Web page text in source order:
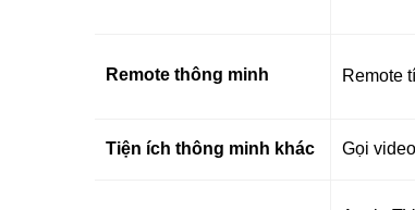
Remote thông minh Remote
Tiện ích thông minh khác Gọi